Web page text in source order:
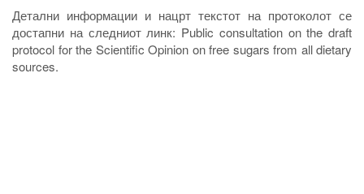
Детални информации и нацрт текстот на протоколот се
достапни на следниот линк: Public consultation on the draft
protocol for the Scientific Opinion on free sugars from all dietary
sources.